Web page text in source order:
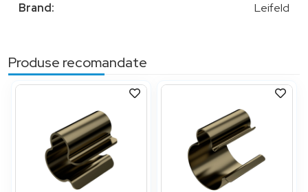
Brand: Leifeld
Produse recomandate